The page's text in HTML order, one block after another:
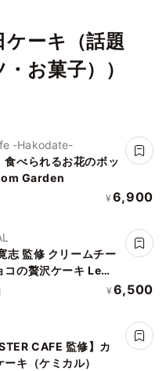
ーキ（話題
お菓子））
-Hakodate-
食べられるお花のボッ
Garden
¥ 6,900
志 監修 クリームチー
コの贅沢ケーキ Le
タン）
¥ 6,500
CAFE 監修】カ
キ（ケミカル）